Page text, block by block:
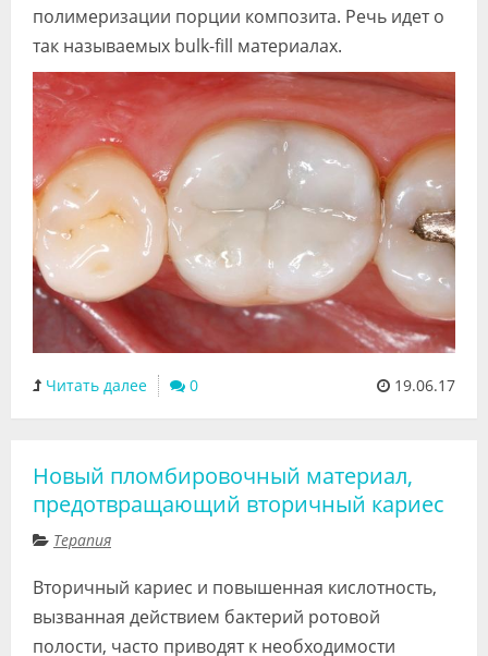
полимеризации порции композита. Речь идет о
так называемых bulk-fill материалах.
Читать далее 0 19.06.17
Новый пломбировочный материал,
предотвращающий вторичный кариес
Терапия
Вторичный кариес и повышенная кислотность,
вызванная действием бактерий ротовой
полости, часто приводят к необходимости